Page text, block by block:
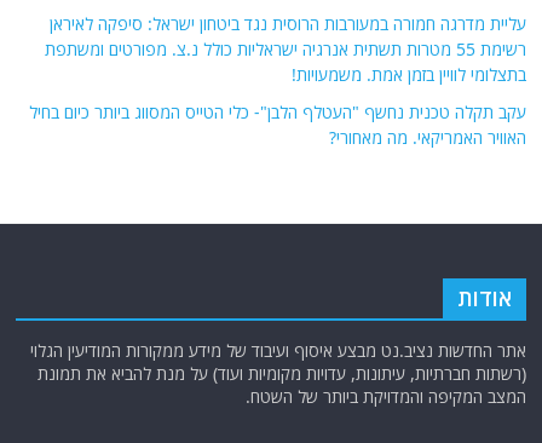
עליית מדרגה חמורה במעורבות הרוסית נגד ביטחון ישראל: סיפקה לאיראן
רשימת 55 מטרות תשתית אנרגיה ישראליות כולל נ.צ. מפורטים ומשתפת
בתצלומי לוויין בזמן אמת. משמעויות!
עקב תקלה טכנית נחשף "העטלף הלבן"- כלי הטייס המסווג ביותר כיום בחיל
האוויר האמריקאי. מה מאחורי?
אודות
אתר החדשות נציב.נט מבצע איסוף ועיבוד של מידע ממקורות המודיעין הגלוי
(רשתות חברתיות, עיתונות, עדויות מקומיות ועוד) על מנת להביא את תמונת
המצב המקיפה והמדויקת ביותר של השטח.